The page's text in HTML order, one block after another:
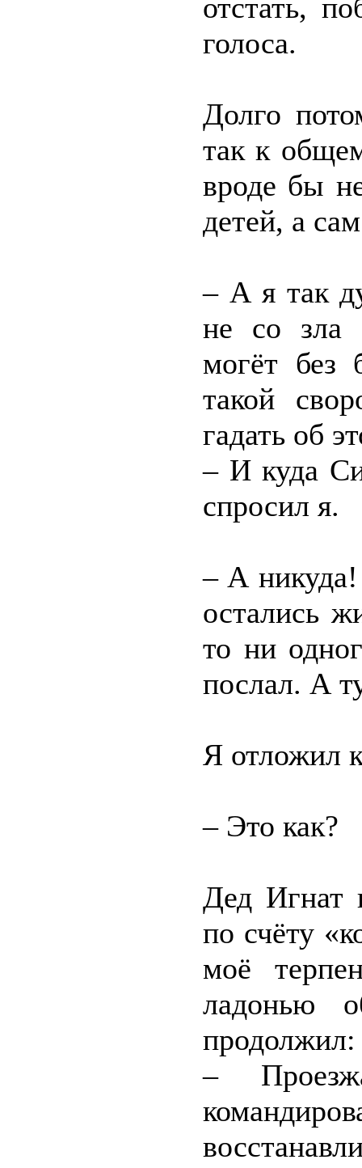
отстать,
голоса.
Долго
так к
вроде бы
детей, а
– А я так
не со зла
могёт без
такой
гадать об
– И куда
спросил я.
– А
остались
то ни
послал. А
Я отложил
– Это как?
Дед Игнат
по счёту
моё
ладонью
продолжил:
–